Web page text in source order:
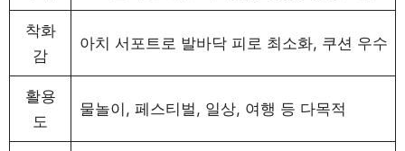
착화
감
아치 서포트로 발바닥 피로 최소화, 쿠션 우수
활용
도
물놀이, 페스티벌, 일상, 여행 등 다목적